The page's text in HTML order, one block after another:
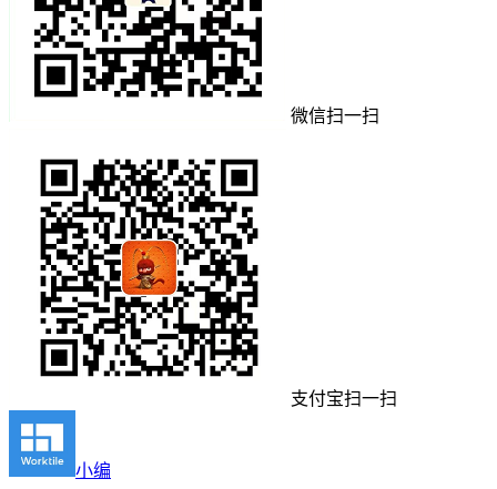
微信扫一扫
支付宝扫一扫
小编